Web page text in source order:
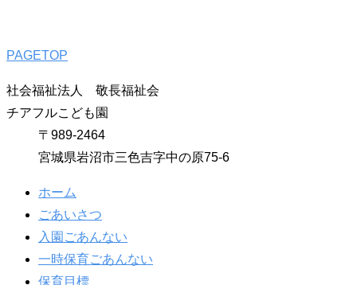
PAGETOP
社会福祉法人 敬長福祉会
チアフルこども園
〒989-2464
宮城県岩沼市三色吉字中の原75-6
ホーム
ごあいさつ
入園ごあんない
一時保育ごあんない
保育目標